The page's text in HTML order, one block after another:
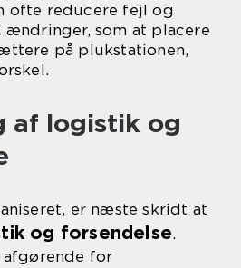
ofte reducere fejl og
ændringer, som at placere
på plukstationen,
af logistik og
er næste skridt at
og forsendelse.
for